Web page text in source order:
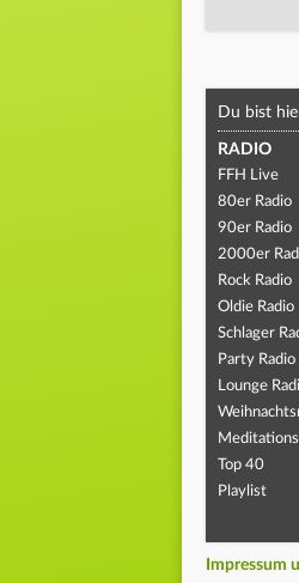
Du bist
RADIO
FFH Live
80er Radio
90er Radio
2000er
Rock Radio
Oldie Radio
Schlager
Party Radio
Lounge
Top 40
Playlist
Impressum